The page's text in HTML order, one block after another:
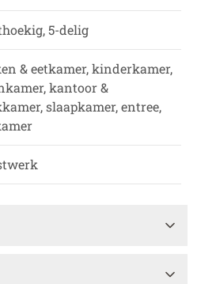
5-delig
& eetkamer, kinderkamer,
kantoor &
slaapkamer, entree,